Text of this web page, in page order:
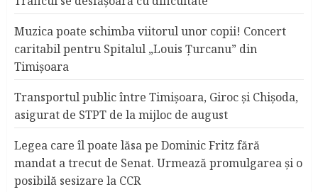
Muzica poate schimba viitorul unor copii! Concert
caritabil pentru Spitalul „Louis Ţurcanu” din
Timişoara
Transportul public între Timişoara, Giroc şi Chişoda,
asigurat de STPT de la mijloc de august
Legea care îl poate lăsa pe Dominic Fritz fără
mandat a trecut de Senat. Urmează promulgarea și o
posibilă sesizare la CCR